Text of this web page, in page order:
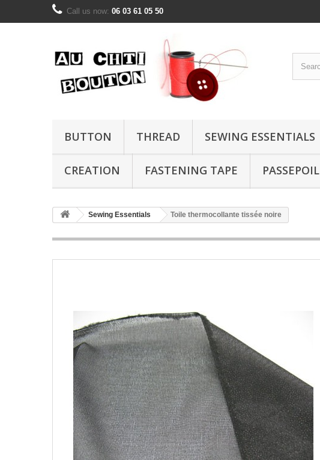
Call us now: 06 03 61 05 50
BUTTON THREAD SEWING ESSENTIALS
CREATION FASTENING TAPE PASSEPOIL
Sewing Essentials Toile thermocollante tissée noire